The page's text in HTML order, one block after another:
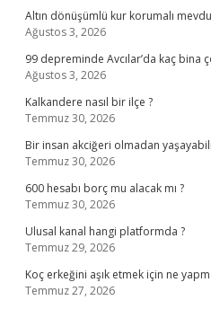
Altın dönüşümlü kur korumalı
Ağustos 3, 2026
99 depreminde Avcılar’da kaç bina
Ağustos 3, 2026
Kalkandere nasıl bir ilçe ?
Temmuz 30, 2026
Bir insan akciğeri olmadan
Temmuz 30, 2026
600 hesabı borç mu alacak mı ?
Temmuz 30, 2026
Ulusal kanal hangi platformda ?
Temmuz 29, 2026
Koç erkeğini aşık etmek için ne
Temmuz 27, 2026